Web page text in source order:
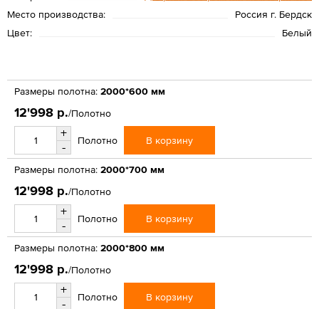
Место производства:
Россия г. Бердск
Цвет:
Белый
Размеры полотна: 2000*600 мм
12'998 р./Полотно
+
-
Полотно В корзину
Размеры полотна: 2000*700 мм
12'998 р./Полотно
+
-
Полотно В корзину
Размеры полотна: 2000*800 мм
12'998 р./Полотно
+
-
Полотно В корзину